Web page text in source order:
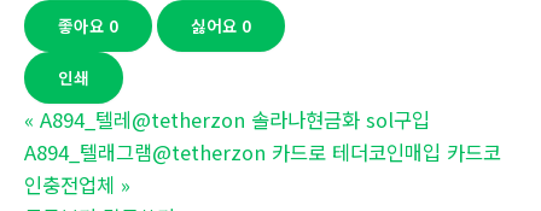
좋아요 0 싫어요 0
인쇄
« A894_텔레@tetherzon 솔라나현금화 sol구입
A894_텔래그램@tetherzon 카드로 테더코인매입 카드코
인충전업체 »